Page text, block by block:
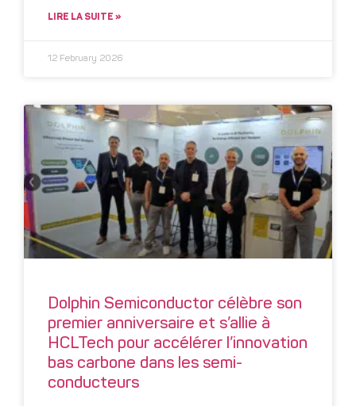
LIRE LA SUITE »
12 February 2026
Dolphin Semiconductor célèbre son
premier anniversaire et s’allie à
HCLTech pour accélérer l’innovation
bas carbone dans les semi-
conducteurs